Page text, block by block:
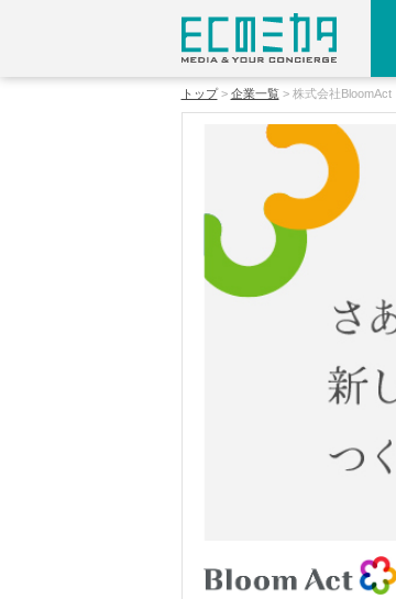
トップ 企業一覧 株式会社BloomAct